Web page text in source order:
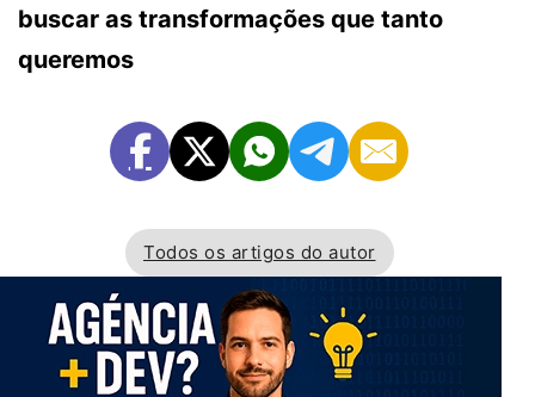
buscar as transformações que tanto
queremos
Todos os artigos do autor